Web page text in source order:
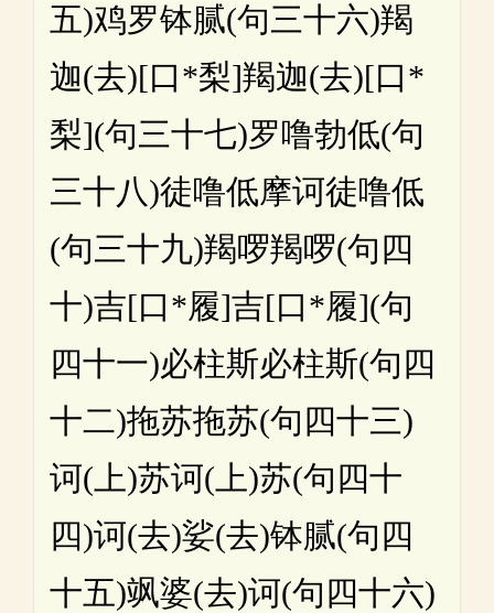
五)鸡罗钵腻(句三十六)羯
迦(去)[口*梨]羯迦(去)[口*
梨](句三十七)罗噜勃低(句
三十八)徒噜低摩诃徒噜低
(句三十九)羯啰羯啰(句四
十)吉[口*履]吉[口*履](句
四十一)必柱斯必柱斯(句四
十二)拖苏拖苏(句四十三)
诃(上)苏诃(上)苏(句四十
四)诃(去)娑(去)钵腻(句四
十五)飒婆(去)诃(句四十六)